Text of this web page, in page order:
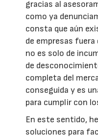
gracias al
como ya
consta que aún
de empresas
no es solo de
de
completa del
conseguida y es
para cumplir con
En este sentido,
soluciones para